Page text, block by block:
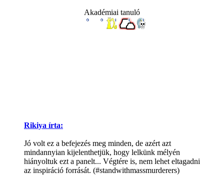
Akadémiai tanuló
Rikiya írta:
Jó volt ez a befejezés meg minden, de azért azt
mindannyian kijelenthetjük, hogy lelkünk mélyén
hiányoltuk ezt a panelt... Végtére is, nem lehet eltagadni
az inspiráció forrását. (#standwithmassmurderers)